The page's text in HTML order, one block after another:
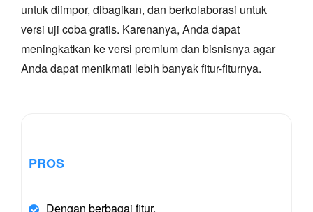
untuk diimpor, dibagikan, dan berkolaborasi untuk
versi uji coba gratis. Karenanya, Anda dapat
meningkatkan ke versi premium dan bisnisnya agar
Anda dapat menikmati lebih banyak fitur-fiturnya.
PROS
Dengan berbagai fitur.